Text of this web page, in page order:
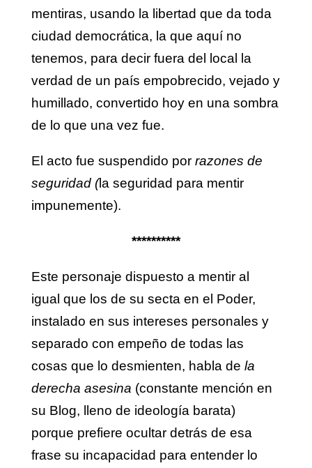
mentiras, usando la libertad que da toda
ciudad democrática, la que aquí no
tenemos, para decir fuera del local la
verdad de un país empobrecido, vejado y
humillado, convertido hoy en una sombra
de lo que una vez fue.
El acto fue suspendido por razones de
seguridad (la seguridad para mentir
impunemente).
**********
Este personaje dispuesto a mentir al
igual que los de su secta en el Poder,
instalado en sus intereses personales y
separado con empeño de todas las
cosas que lo desmienten, habla de la
derecha asesina (constante mención en
su Blog, lleno de ideología barata)
porque prefiere ocultar detrás de esa
frase su incapacidad para entender lo